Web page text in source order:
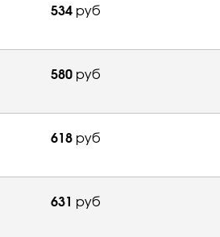
534 руб
580 руб
618 руб
631 руб